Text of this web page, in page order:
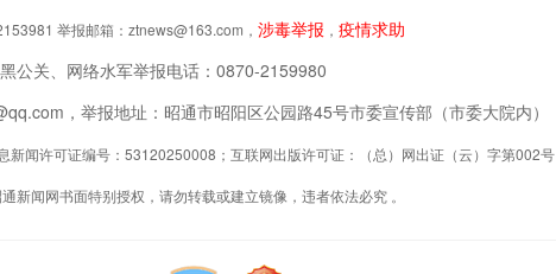
举报邮箱：ztnews@163.com， 涉毒举报 ， 疫情求助
公关、网络水军举报电话：0870-2159980
，举报地址：昭通市昭阳区公园路45号市委宣传部（市委大院内）
新闻许可证编号：53120250008；互联网出版许可证：（总）网出证（云）字第002号
闻网书面特别授权，请勿转载或建立镜像，违者依法必究 。